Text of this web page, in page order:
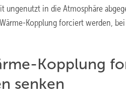
ungenutzt in die Atmosphäre
Kopplung forciert werden,
Kopplung
senken